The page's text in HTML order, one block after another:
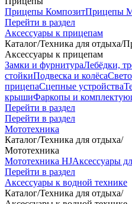
Прицепы КомпозитПрицепы
Перейти в раздел
Аксессуары к прицепам
Каталог/Техника для отдыха/
Аксессуары к прицепам
Замки и фурнитураЛебёдки,
стойкиПодвеска и колёса
прицепаСцепные устройства
крышиФаркопы и
Перейти в раздел
Перейти в раздел
Мототехника
Каталог/Техника для отдыха/
Мототехника
Мототехника HJАксессуары
Перейти в раздел
Аксессуары к водной технике
Каталог/Техника для отдыха/